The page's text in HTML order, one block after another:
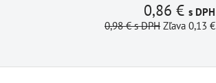
0,86 € s DPH
0,98 €s DPH Zľava 0,13 €